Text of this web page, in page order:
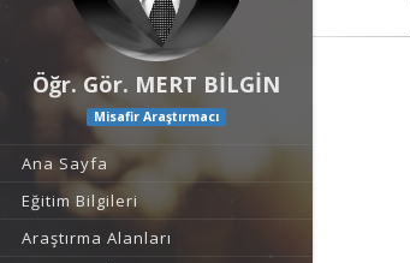
Öğr. Gör. MERT BİLGİN
Misafir Araştırmacı
Ana Sayfa
Eğitim Bilgileri
Araştırma Alanları